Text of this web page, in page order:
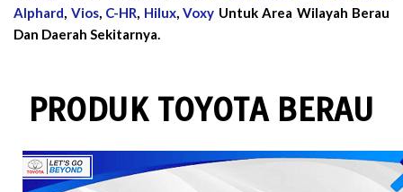
Alphard Vios, C-HR Hilux, Voxy Untuk Area Wilayah Berau
Dan Daerah Sekitarnya.
PRODUK TOYOTA BERAU